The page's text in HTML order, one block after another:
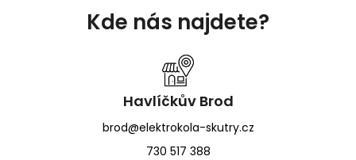
Kde nás najdete?
Havlíčkův Brod
brod@elektrokola-skutry.cz
730 517 388